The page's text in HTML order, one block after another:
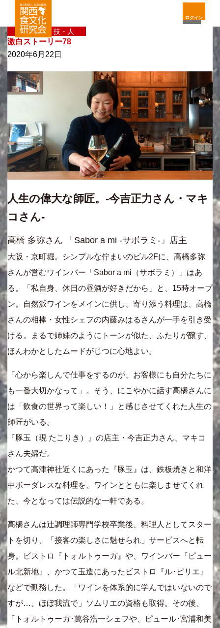
ログイン
〈新〉味・技・人
激白ストーリー78
2020年6月22日
人生の偉大な師匠。-今吉正力さん・マキ
コさん-
高橋 多弥さん 「Sabor a mi -サボラミ-」店主
大阪・京町堀。シンプルな佇まいのビル2Fに、高橋多弥
さんが営むワインバー「Sabor a mi（サボラミ）」はあ
る。「私自身、休日の昼酒が好きだから」と、15時オープ
ン。自然派ワインをメインに供し、寄り添う料理は、高橋
さんの相棒・女性シェフの内藤みはるさんが一手を引き受
ける。まるで姉妹のようにトーンが似た、ふたりが醸す、
ほんわかとしたムードがじつに心地よい。
「心から楽しんで仕事をするのが、お客様にも自分たちに
も一番大切かなって」。そう、にこやかに話す高橋さんに
は「飲食の世界って楽しい！」と感じさせてくれた人生の
師匠がいる。
『豚玉（現 たこりき）』の店主・今吉正力さん、マキコ
さん夫婦だ。
かつて高津神社近くにあった『豚玉』は、鉄板焼きと和洋
中ボーダレスな料理を、ワインとともに楽しませてくれ
た、今となっては伝説的な一軒である。
高橋さんは辻調理師専門学校卒業後、料理人としてスター
トを切り、「接客の楽しさに魅せられ」サービスへと転
身。ビストロ『トォルトゥーガ』や、ワインバー『ピュー
ル北新地』、かつて玉造にあったビストロ『ル･ピリエ』
などで勤務した。「ワインを体系的に学んではいないので
すが…。ほぼ我流で」ソムリエの資格も取得。その後、
「トォルトゥーガ･萬谷浩一シェフや、ピュール･宮浦和美